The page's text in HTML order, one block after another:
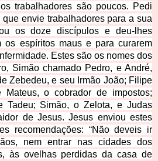
trabalhadores são poucos. Pedi
envie trabalhadores para a sua
os doze discípulos e deu-lhes
os espíritos maus e para curarem
Estes são os nomes dos
Simão chamado Pedro, e André,
Zebedeu, e seu Irmão João; Filipe
Mateus, o cobrador de impostos;
Tadeu; Simão, o Zelota, e Judas
de Jesus.Jesus enviou estes
recomendações: “Não deveis ir
nem entrar nas cidades dos
às ovelhas perdidas da casa de